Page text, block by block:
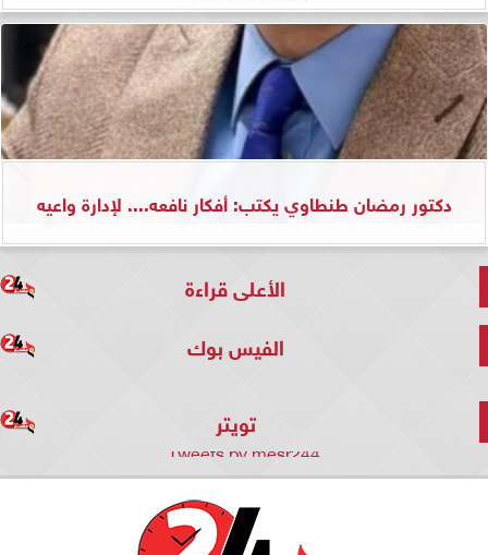
دكتور رمضان طنطاوي يكتب: أفكار نافعه.... لإدارة واعيه
الأعلى قراءة
الفيس بوك
تويتر
Tweets by mesr244